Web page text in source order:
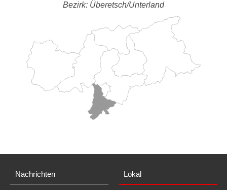
Bezirk: Überetsch/Unterland
Nachrichten Lokal